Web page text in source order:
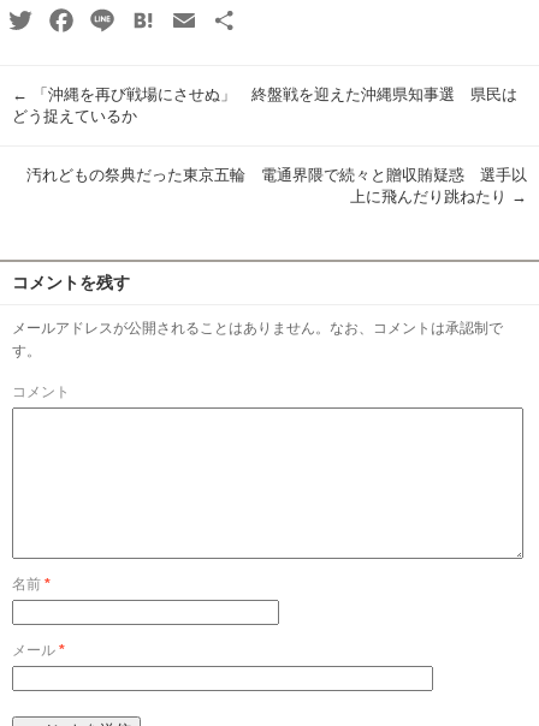
TwitterFacebook
Line HatenaEmail
←
「沖縄を再び戦場にさせぬ」 終盤戦を迎えた沖縄県知事選 県民は
どう捉えているか
汚れどもの祭典だった東京五輪 電通界隈で続々と贈収賄疑惑 選手以
上に飛んだり跳ねたり
→
コメントを残す
メールアドレスが公開されることはありません。なお、コメントは承認制で
す。
コメント
名前 *
メール *